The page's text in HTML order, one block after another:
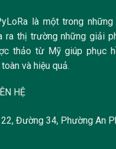
là một trong
ra thị trường những giải
thảo từ Mỹ giúp phục
và hiệu quả.
HỆ
Đường 34, Phường An